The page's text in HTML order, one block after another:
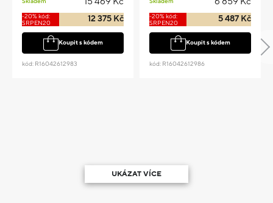
-20% kód:
SRPEN20
12 375 Kč
Koupit s kódem
kód: R16042612983
-20% kód:
SRPEN20
5 487 Kč
Koupit s kódem
kód: R16042612986
UKÁZAT VÍCE